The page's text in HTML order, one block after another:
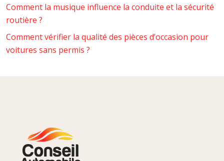
Comment la musique influence la conduite et la sécurité
routière ?
Comment vérifier la qualité des pièces d’occasion pour
voitures sans permis ?